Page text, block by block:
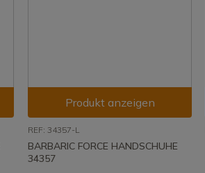
Produkt anzeigen
REF: 34357-L
BARBARIC FORCE HANDSCHUHE
34357